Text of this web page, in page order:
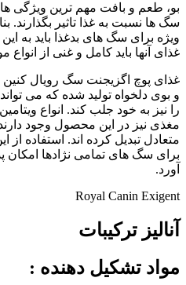
بو، طعم و بافت مهم ترین ویژگی
سگ ها نسبت به غذا تاثیر بگذارند.
ویژه برای سگ های بدغذا باید به
غذای آنها باید کامل و غنی از انواع
غذای پوچ اگزیجنت سگ رویال
و بوی دلخواه تولید شده که می
را نیز به خود جلب کند. انواع
مغذی نیز در این محصول وجود
برای سگ های تمامی نژادها امکان
آورد.
Royal Canin Exigent
آنالیز ترکیبات
مواد تشکیل دهنده :